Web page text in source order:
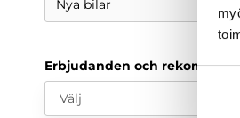
Nya bilar
Erbjudanden och
Välj